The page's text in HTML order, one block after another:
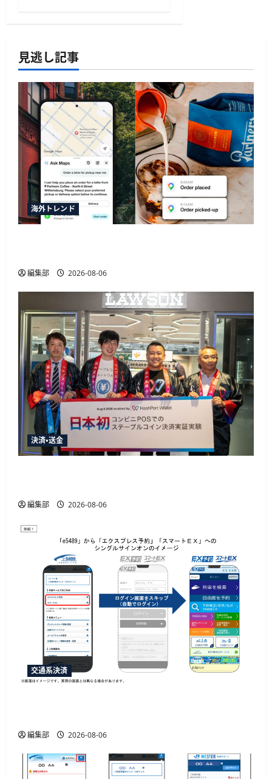
見逃し記事
海外トレンド
編集部 2026-08-06
決済・送金
編集部 2026-08-06
交通系決済
編集部 2026-08-06